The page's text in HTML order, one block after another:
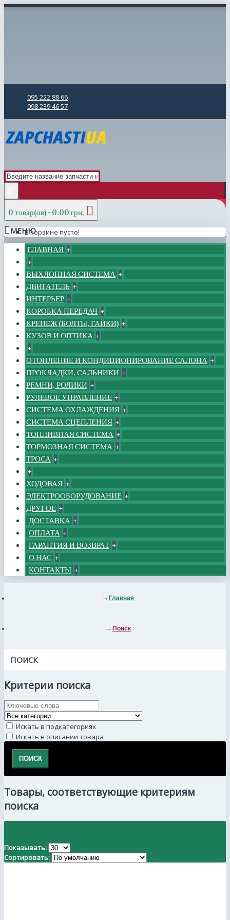
095 222 88 66
098 239 46 57
0 товар(ов) - 0.00 грн.
В корзине пусто!
МЕНЮ
ГЛАВНАЯ +
+
ВЫХЛОПНАЯ СИСТЕМА +
ДВИГАТЕЛЬ +
ИНТЕРЬЕР +
КОРОБКА ПЕРЕДАЧ +
КРЕПЕЖ (БОЛТЫ, ГАЙКИ) +
КУЗОВ И ОПТИКА +
+
ОТОПЛЕНИЕ И КОНДИЦИОНИРОВАНИЕ САЛОНА +
ПРОКЛАДКИ, САЛЬНИКИ +
РЕМНИ, РОЛИКИ +
РУЛЕВОЕ УПРАВЛЕНИЕ +
СИСТЕМА ОХЛАЖДЕНИЯ +
СИСТЕМА СЦЕПЛЕНИЯ +
ТОПЛИВНАЯ СИСТЕМА +
ТОРМОЗНАЯ СИСТЕМА +
ТРОСА +
+
ХОДОВАЯ +
ЭЛЕКТРООБОРУДОВАНИЕ +
ДРУГОЕ +
ДОСТАВКА +
ОПЛАТА +
ГАРАНТИЯ И ВОЗВРАТ +
О НАС +
КОНТАКТЫ +
Главная
Поиск
ПОИСК
Критерии поиска
Искать в подкатегориях
Искать в описании товара
Товары, соответствующие критериям
поиска
Показывать:
Сортировать: